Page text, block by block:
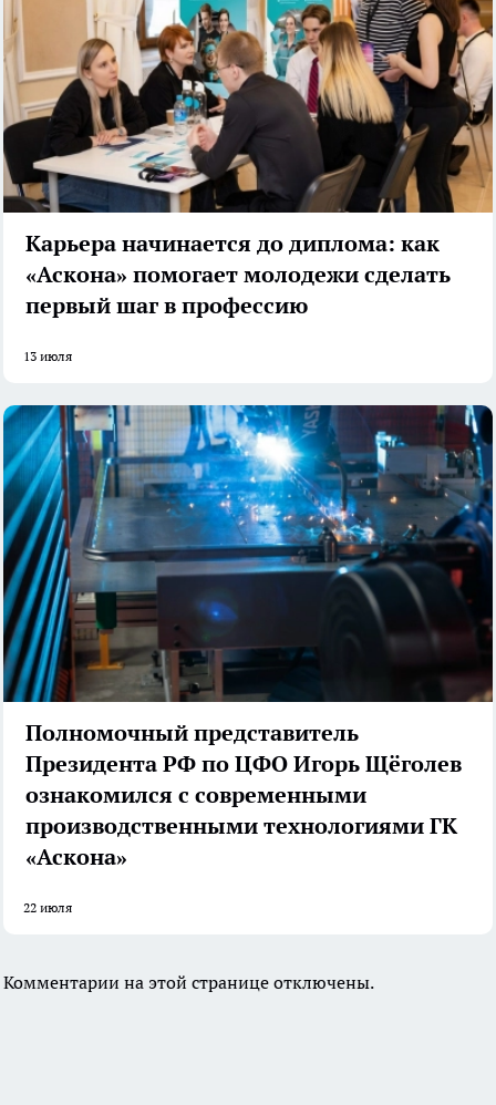
Карьера начинается до диплома: как
«Аскона» помогает молодежи сделать
первый шаг в профессию
13 июля
Полномочный представитель
Президента РФ по ЦФО Игорь Щёголев
ознакомился с современными
производственными технологиями ГК
«Аскона»
22 июля
Комментарии на этой странице отключены.